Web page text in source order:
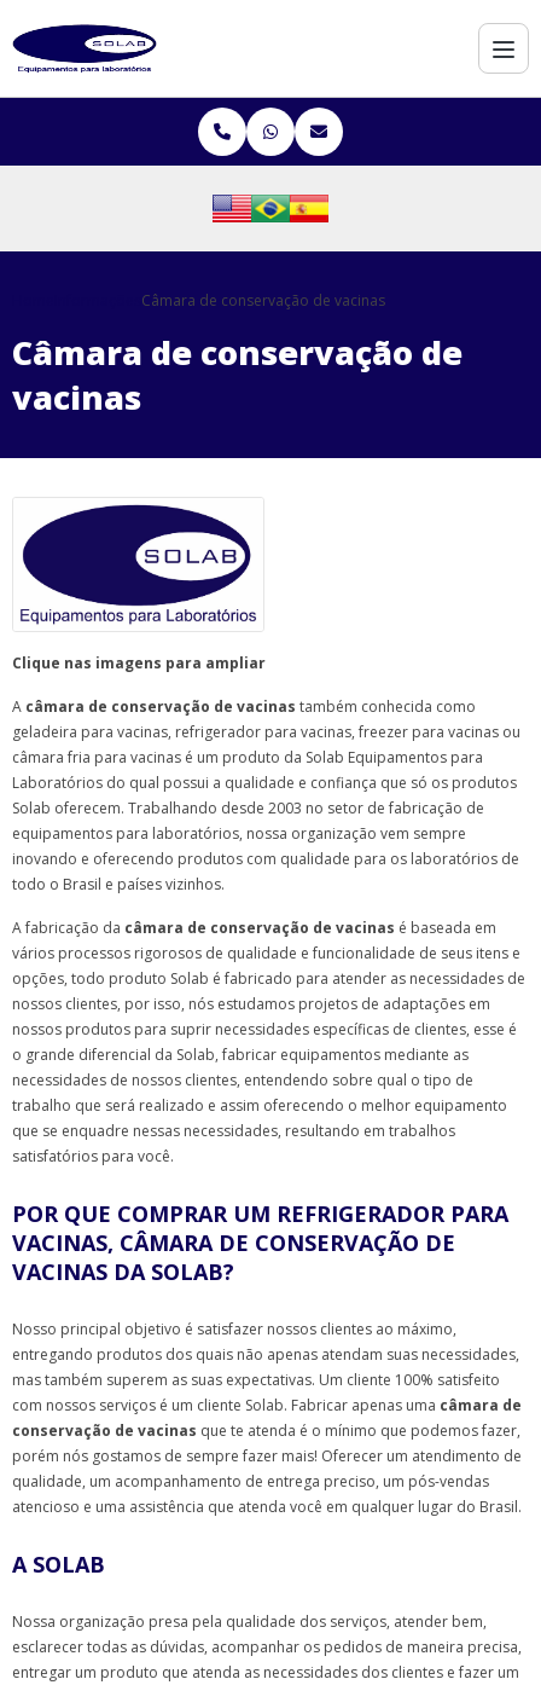
Câmara de conservação de vacinas
Câmara de conservação de
vacinas
Clique nas imagens para ampliar
A câmara de conservação de vacinas também conhecida como
geladeira para vacinas, refrigerador para vacinas, freezer para vacinas ou
câmara fria para vacinas é um produto da Solab Equipamentos para
Laboratórios do qual possui a qualidade e confiança que só os produtos
Solab oferecem. Trabalhando desde 2003 no setor de fabricação de
equipamentos para laboratórios, nossa organização vem sempre
inovando e oferecendo produtos com qualidade para os laboratórios de
todo o Brasil e países vizinhos.
A fabricação da câmara de conservação de vacinas é baseada em
vários processos rigorosos de qualidade e funcionalidade de seus itens e
opções, todo produto Solab é fabricado para atender as necessidades de
nossos clientes, por isso, nós estudamos projetos de adaptações em
nossos produtos para suprir necessidades específicas de clientes, esse é
o grande diferencial da Solab, fabricar equipamentos mediante as
necessidades de nossos clientes, entendendo sobre qual o tipo de
trabalho que será realizado e assim oferecendo o melhor equipamento
que se enquadre nessas necessidades, resultando em trabalhos
satisfatórios para você.
POR QUE COMPRAR UM REFRIGERADOR PARA
VACINAS, CÂMARA DE CONSERVAÇÃO DE
VACINAS DA SOLAB?
Nosso principal objetivo é satisfazer nossos clientes ao máximo,
entregando produtos dos quais não apenas atendam suas necessidades,
mas também superem as suas expectativas. Um cliente 100% satisfeito
com nossos serviços é um cliente Solab. Fabricar apenas uma câmara de
conservação de vacinas que te atenda é o mínimo que podemos fazer,
porém nós gostamos de sempre fazer mais! Oferecer um atendimento de
qualidade, um acompanhamento de entrega preciso, um pós-vendas
atencioso e uma assistência que atenda você em qualquer lugar do Brasil.
A SOLAB
Nossa organização presa pela qualidade dos serviços, atender bem,
esclarecer todas as dúvidas, acompanhar os pedidos de maneira precisa,
entregar um produto que atenda as necessidades dos clientes e fazer um